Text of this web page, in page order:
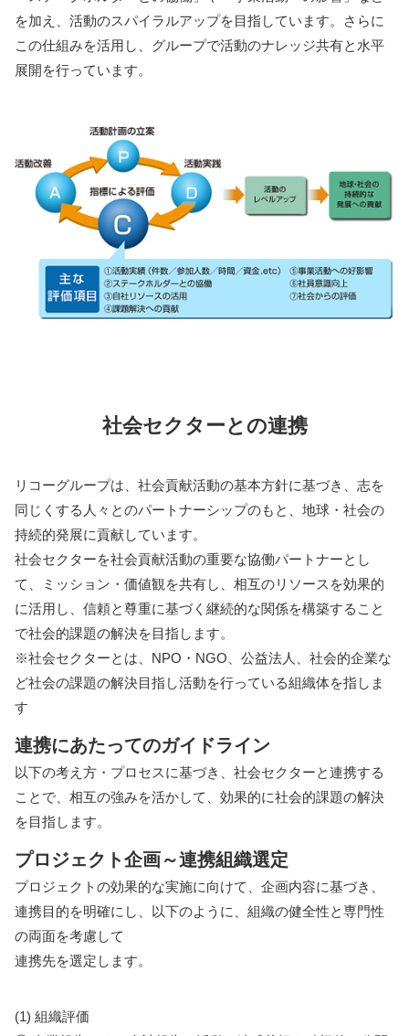
を加え、活動のスパイラルアップを目指しています。さらに
この仕組みを活用し、グループで活動のナレッジ共有と水平
展開を行っています。
社会セクターとの連携
リコーグループは、社会貢献活動の基本方針に基づき、志を
同じくする人々とのパートナーシップのもと、地球・社会の
持続的発展に貢献しています。
社会セクターを社会貢献活動の重要な協働パートナーとし
て、ミッション・価値観を共有し、相互のリソースを効果的
に活用し、信頼と尊重に基づく継続的な関係を構築すること
で社会的課題の解決を目指します。
※社会セクターとは、NPO・NGO、公益法人、社会的企業な
ど社会の課題の解決目指し活動を行っている組織体を指しま
す
連携にあたってのガイドライン
以下の考え方・プロセスに基づき、社会セクターと連携する
ことで、相互の強みを活かして、効果的に社会的課題の解決
を目指します。
プロジェクト企画～連携組織選定
プロジェクトの効果的な実施に向けて、企画内容に基づき、
連携目的を明確にし、以下のように、組織の健全性と専門性
の両面を考慮して
連携先を選定します。
(1) 組織評価